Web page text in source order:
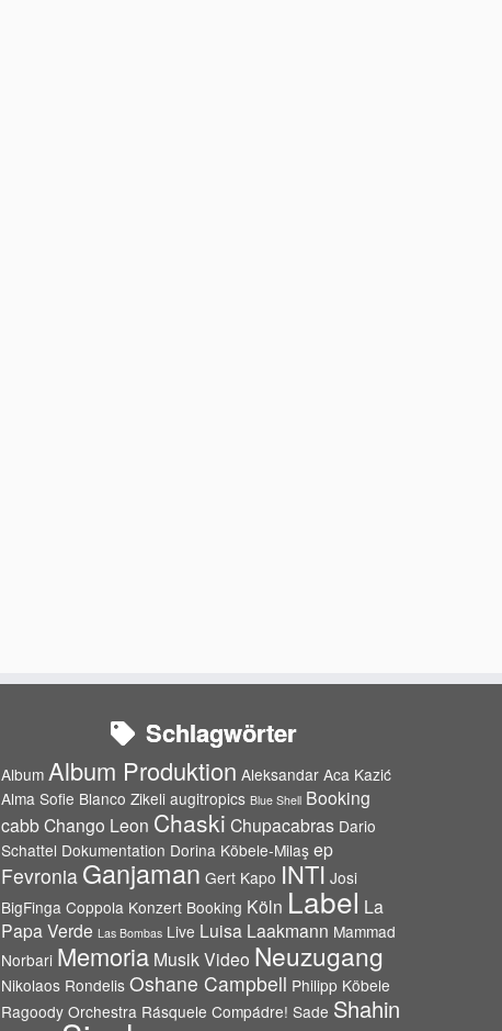
Schlagwörter
Album Album Produktion Aleksandar Aca Kazić
Alma Sofie Blanco Zikeli augitropics Blue Shell Booking
cabbChango Leon Chaski Chupacabras Dario
Schattel Dokumentation Dorina Köbele-Milaş ep
Fevronia Ganjaman Gert Kapo INTI Josi
BigFinga Coppola Konzert Booking Köln Label La
Papa Verde Las Bombas Live Luisa Laakmann Mammad
Norbari Memoria Musik Video Neuzugang
Nikolaos Rondelis Oshane Campbell Philipp Köbele
Ragoody Orchestra Rásquele Compádre! Sade Shahin